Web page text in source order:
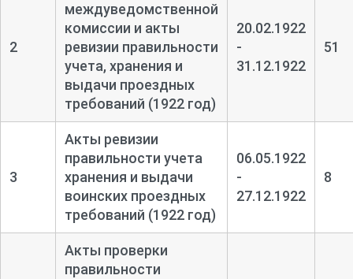
2
междуведомственной
комиссии и акты
ревизии правильности
учета, хранения и
выдачи проездных
требований (1922 год)
20.02.1922
-
31.12.1922
51
3
Акты ревизии
правильности учета
хранения и выдачи
воинских проездных
требований (1922 год)
06.05.1922
-
27.12.1922
8
Акты проверки
правильности